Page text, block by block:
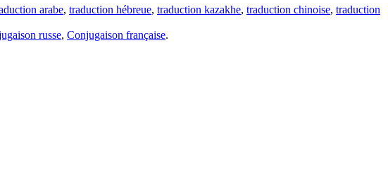
arabe, traduction hébreue, traduction kazakhe, traduction chinoise, traduction
russe, Conjugaison française.